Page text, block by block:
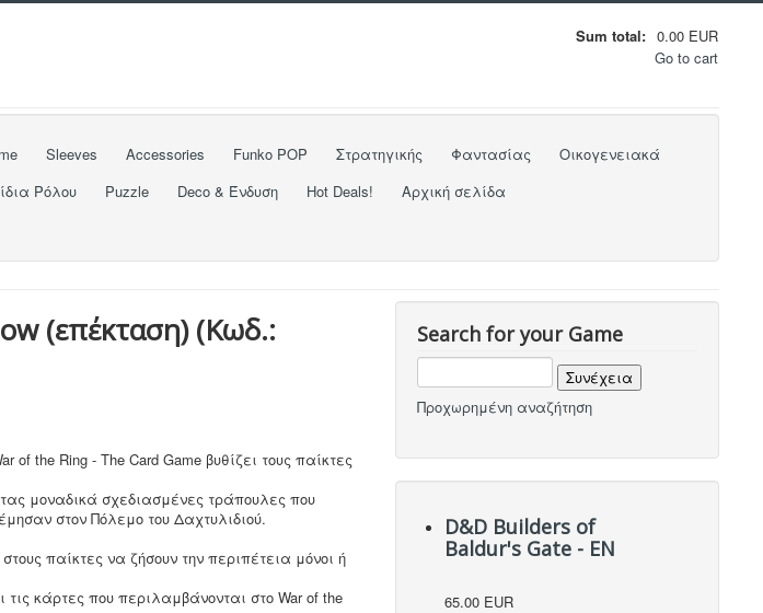
Sum total: 0.00 EUR
Go to cart
Sleeves Accessories Funko POP Στρατηγικής Φαντασίας
Οικογενειακά
Ρόλου Puzzle Deco & Ένδυση Hot Deals! Αρχική σελίδα
(επέκταση)(Κωδ.:
of the Ring - The Card Game βυθίζει τους παίκτες
μοναδικά σχεδιασμένες τράπουλες που
στον Πόλεμο του Δαχτυλιδιού.
παίκτες να ζήσουν την περιπέτεια μόνοι ή
κάρτες που περιλαμβάνονται στο War of the
Search for your Game
Προχωρημένη αναζήτηση
D&D Builders of
Baldur's Gate - EN
65.00 EUR